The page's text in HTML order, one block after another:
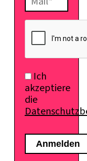
Ich
akzeptiere
die